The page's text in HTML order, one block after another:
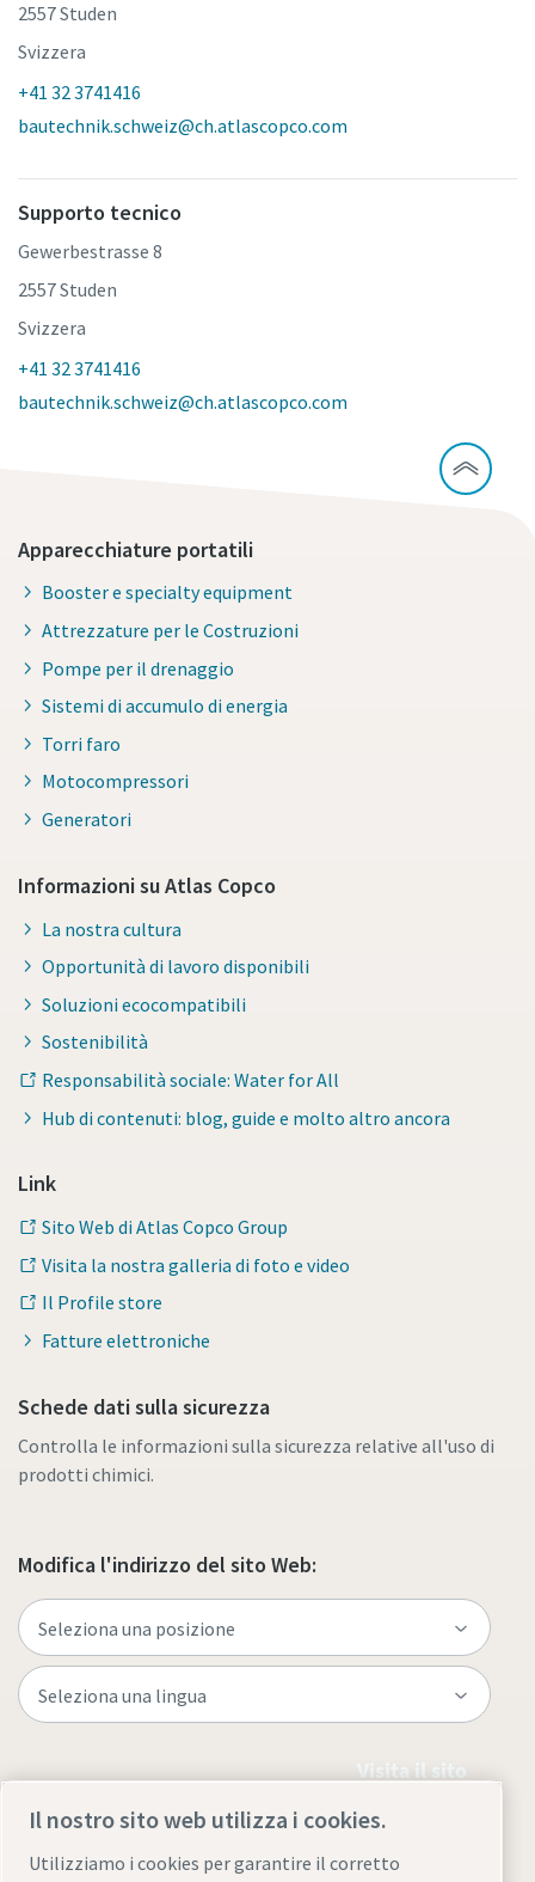
2557 Studen
Svizzera
+41 32 3741416
bautechnik.schweiz@ch.atlascopco.com
Supporto tecnico
Gewerbestrasse 8
2557 Studen
Svizzera
+41 32 3741416
bautechnik.schweiz@ch.atlascopco.com
Apparecchiature portatili
Booster e specialty equipment
Attrezzature per le Costruzioni
Pompe per il drenaggio
Sistemi di accumulo di energia
Torri faro
Motocompressori
Generatori
Informazioni su Atlas Copco
La nostra cultura
Opportunità di lavoro disponibili
Soluzioni ecocompatibili
Sostenibilità
Responsabilità sociale: Water for All
Hub di contenuti: blog, guide e molto altro ancora
Link
Sito Web di Atlas Copco Group
Visita la nostra galleria di foto e video
Il Profile store
Fatture elettroniche
Schede dati sulla sicurezza
Controlla le informazioni sulla sicurezza relative all'uso di
prodotti chimici.
Modifica l'indirizzo del sito Web:
Visita il sito
Il nostro sito web utilizza i cookies.
Utilizziamo i cookies per garantire il corretto